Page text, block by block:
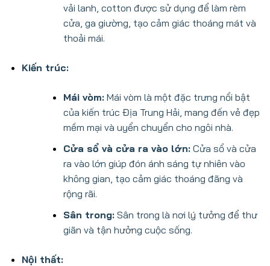
vải lanh, cotton được sử dụng để làm rèm
cửa, ga giường, tạo cảm giác thoáng mát và
thoải mái.
Kiến trúc:
Mái vòm:Mái vòm là một đặc trưng nổi bật
của kiến trúc Địa Trung Hải, mang đến vẻ đẹp
mềm mại và uyển chuyển cho ngôi nhà.
Cửa sổ và cửa ra vào lớn:Cửa sổ và cửa
ra vào lớn giúp đón ánh sáng tự nhiên vào
không gian, tạo cảm giác thoáng đãng và
rộng rãi.
Sân trong:Sân trong là nơi lý tưởng để thư
giãn và tận hưởng cuộc sống.
Nội thất: